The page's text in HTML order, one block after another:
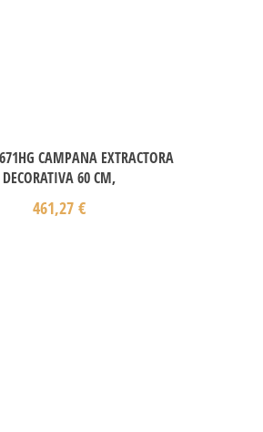
CAMPANA EXTRACTORA
DECORATIVA 60 CM,
461,27 €